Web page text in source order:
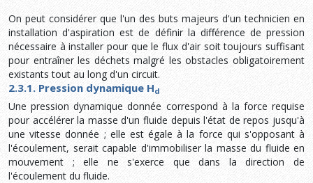
On peut considérer que l'un des buts majeurs d'un technicien en
installation d'aspiration est de définir la différence de pression
nécessaire à installer pour que le flux d'air soit toujours suffisant
pour entraîner les déchets malgré les obstacles obligatoirement
existants tout au long d'un circuit.
2.3.1. Pression dynamique Hd
Une pression dynamique donnée correspond à la force requise
pour accélérer la masse d'un fluide depuis l'état de repos jusqu'à
une vitesse donnée ; elle est égale à la force qui s'opposant à
l'écoulement, serait capable d'immobiliser la masse du fluide en
mouvement ; elle ne s'exerce que dans la direction de
l'écoulement du fluide.